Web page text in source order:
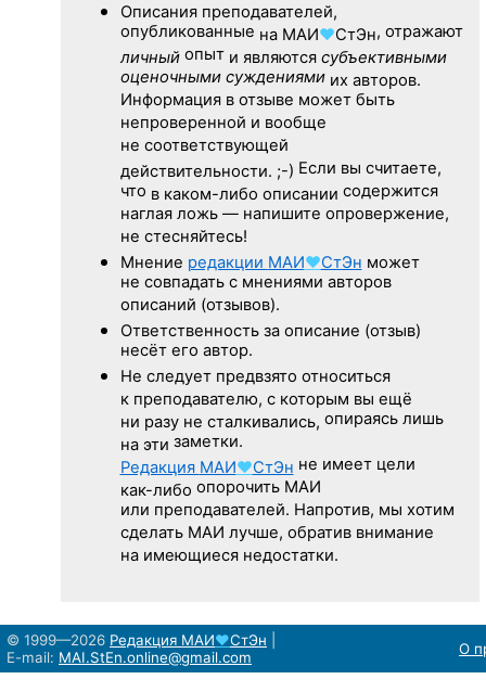
Описания преподавателей,
опубликованные на МАИ♥СтЭн, отражают
личныйопыт и являются субъективными
оценочными суждениямиих авторов.
Информация в отзыве может быть
непроверенной и вообще
не соответствующей
действительности. ;-) Если вы считаете,
что в каком-либо описании содержится
наглая ложь — напишите опровержение,
не стесняйтесь!
Мнение редакции МАИ♥СтЭн может
не совпадать с мнениями авторов
описаний (отзывов).
Ответственность за описание (отзыв)
несёт его автор.
Не следуетпредвзято относиться
к преподавателю, с которым вы ещё
ни разу не сталкивались, опираясь лишь
на эти заметки.
Редакция МАИ♥СтЭн не имеет цели
как-либо опорочить МАИ
или преподавателей. Напротив, мы хотим
сделать МАИ лучше, обратив внимание
на имеющиеся недостатки.
© 1999—2026 Редакция МАИ♥СтЭн
E-mail: MAI.StEn.online@gmail.com О